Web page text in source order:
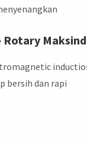
Rotary
bersih dan rapi